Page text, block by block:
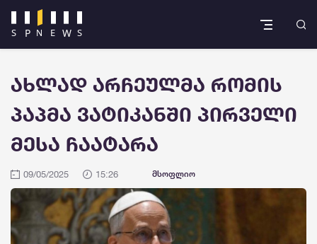
ახლად არჩეულმა რომის
პაპმა ვატიკანში პირველი
მესა ჩაატარა
09/05/2025 15:26 მსოფლიო